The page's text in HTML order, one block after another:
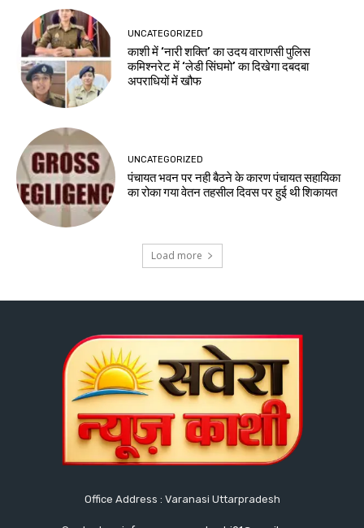
UNCATEGORIZED
काशी में ‘नारी शक्ति’ का उदय वाराणसी पुलिस
कमिश्नरेट में ‘लेडी सिंघमो’ का दिखेगा दबदबा
अपराधियों में खौफ
UNCATEGORIZED
पंचायत भवन पर नही बैठने के कारण पंचायत सहायिका
का रोका गया वेतन तहसील दिवस पर हुई थी शिकायत
Load more
Office Address : Varanasi Uttarpradesh